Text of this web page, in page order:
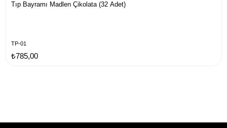
Tıp Bayramı Madlen Çikolata (32 Adet)
TP-01
₺785,00